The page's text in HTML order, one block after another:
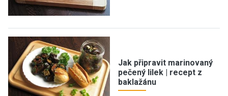
Jak připravit marinovaný
pečený lilek | recept z
baklažánu